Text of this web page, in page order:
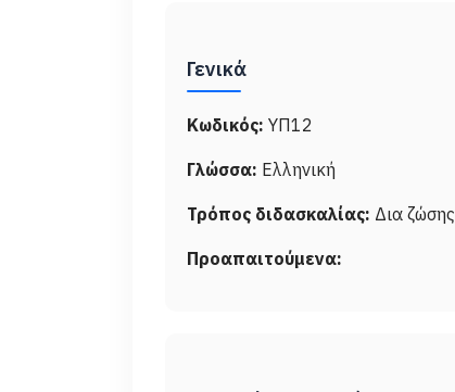
Γενικά
Κωδικός: ΥΠ12
Γλώσσα: Ελληνική
Τρόπος διδασκαλίας: Δια ζώσης
Προαπαιτούμενα: